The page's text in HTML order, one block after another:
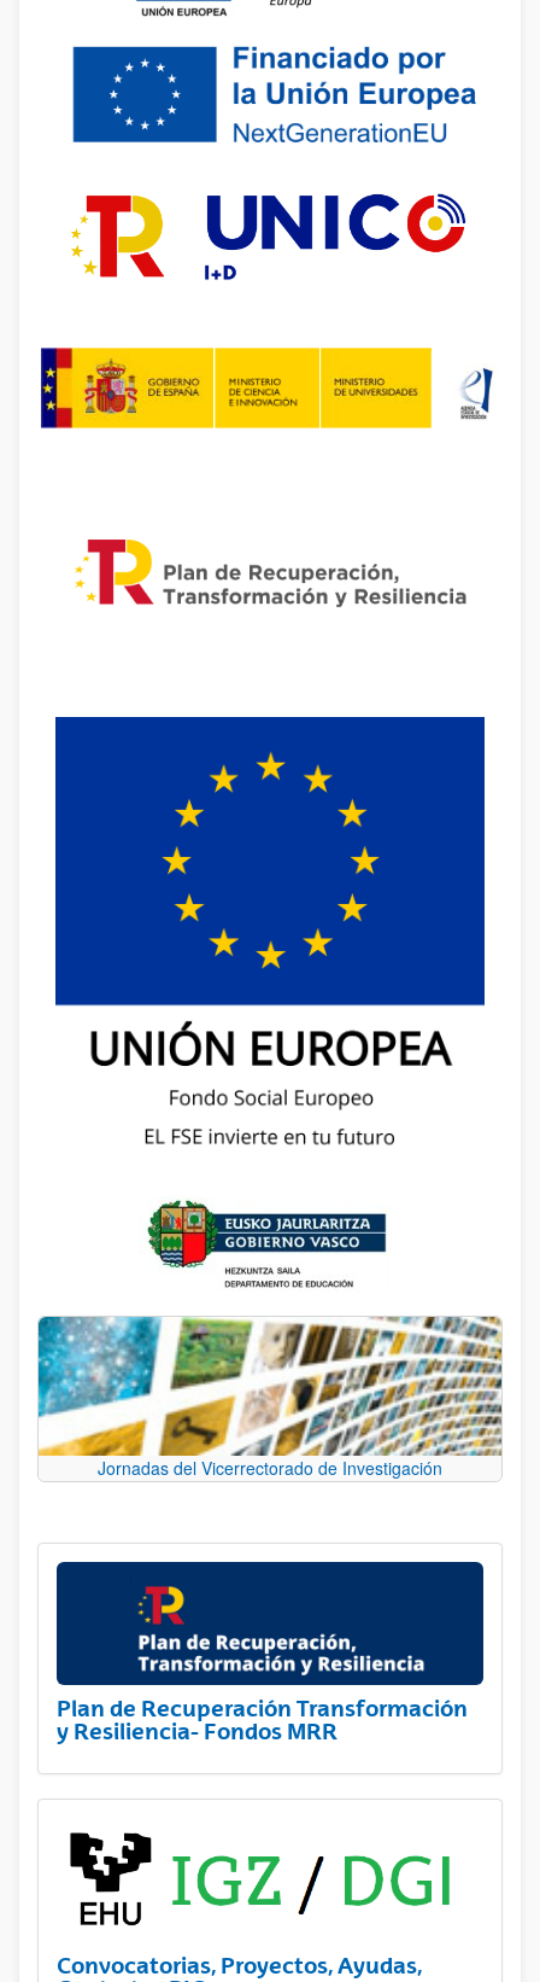
Jornadas del Vicerrectorado de Investigación
Plan de Recuperación Transformación
y Resiliencia- Fondos MRR
Convocatorias, Proyectos, Ayudas,